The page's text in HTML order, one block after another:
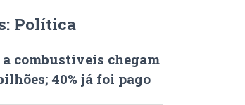
Política
combustíveis chegam
40% já foi pago